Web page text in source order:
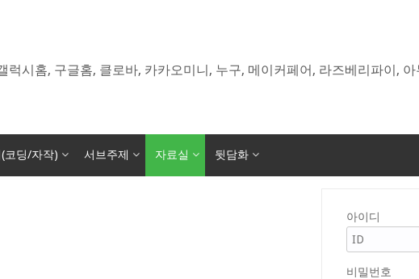
럭시홈, 구글홈, 클로바, 카카오미니, 누구, 메이커페어, 라즈베리파이,
코딩/자작) 서브주제 자료실 뒷담화
아이디
비밀번호